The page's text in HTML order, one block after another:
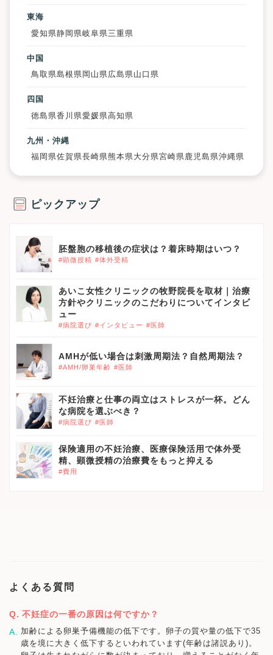
東海
愛知県静岡県岐阜県 三重県
中国
鳥取県島根県 岡山県広島県山口県
四国
徳島県香川県愛媛県高知県
九州・沖縄
福岡県佐賀県長崎県熊本県大分県宮崎県鹿児島県沖縄県
ピックアップ
胚盤胞の移植後の症状は？着床時期はいつ？
#顕微授精 #体外受精
あいこ女性クリニックの牧野院長を取材｜治療
方針やクリニックのこだわりについてインタビ
ュー
#病院選び #インタビュー #医師
AMHが低い場合は刺激周期法？自然周期法？
#AMH/卵巣年齢 #医師
不妊治療と仕事の両立はストレスが一杯。どん
な病院を選ぶべき？
#病院選び #医師
保険適用の不妊治療、医療保険活用で体外受
精、顕微授精の治療費をもっと抑える
#費用
よくある質問
不妊症の一番の原因は何ですか？
加齢による卵巣予備機能の低下です。卵子の質や量の低下で35
歳を境に大きく低下するといわれています(年齢は諸説あり)。